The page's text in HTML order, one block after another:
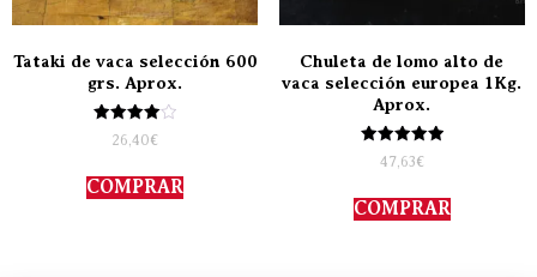
Tataki de vaca selección 600
grs. Aprox.
Valorado
con
de 5
26,40€
COMPRAR
Chuleta de lomo alto de
vaca selección europea 1Kg.
Aprox.
Valorado
con
de 5
47,63€
COMPRAR